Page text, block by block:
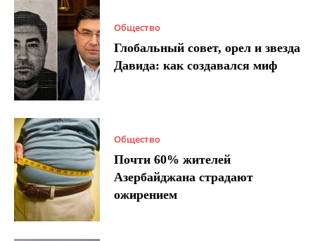
Общество
Глобальный совет, орел и звезда
Давида: как создавался миф
Общество
Почти 60% жителей
Азербайджана страдают
ожирением